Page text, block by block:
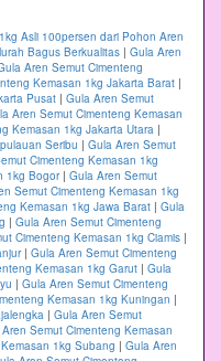
Asli 100persen dari Pohon Aren
Bagus Berkualitas | Gula Aren
Aren Semut Cimenteng
Kemasan 1kg Jakarta Barat |
Pusat | Gula Aren Semut
Aren Semut Cimenteng Kemasan
Kemasan 1kg Jakarta Utara |
Seribu | Gula Aren Semut
Cimenteng Kemasan 1kg
1kg Bogor| Gula Aren Semut
Semut Cimenteng Kemasan 1kg
Kemasan 1kg Jawa Barat | Gula
| Gula Aren Semut Cimenteng
Cimenteng Kemasan 1kg Ciamis |
| Gula Aren Semut Cimenteng
Kemasan 1kg Garut | Gula
| Gula Aren Semut Cimenteng
Kemasan 1kg Kuningan |
| Gula Aren Semut
Semut Cimenteng Kemasan
1kg Subang | Gula Aren